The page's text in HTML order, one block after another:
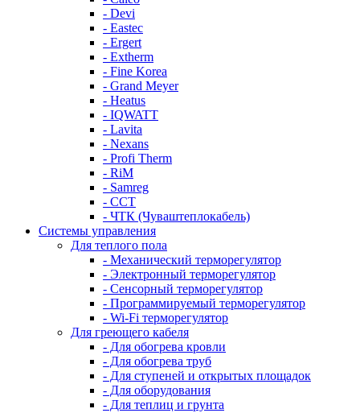
- Devi
- Eastec
- Ergert
- Extherm
- Fine Korea
- Grand Meyer
- Heatus
- IQWATT
- Lavita
- Nexans
- Profi Therm
- RiM
- Samreg
- ССТ
- ЧТК (Чуваштеплокабель)
Системы управления
Для теплого пола
- Механический терморегулятор
- Электронный терморегулятор
- Сенсорный терморегулятор
- Программируемый терморегулятор
- Wi-Fi терморегулятор
Для греющего кабеля
- Для обогрева кровли
- Для обогрева труб
- Для ступеней и открытых площадок
- Для оборудования
- Для теплиц и грунта